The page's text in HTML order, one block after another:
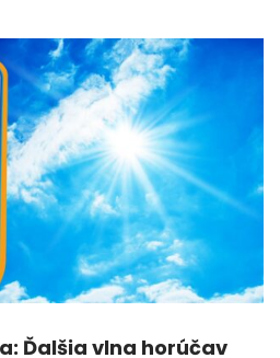
Ďalšia vlna horúčav